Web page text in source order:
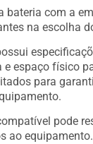
bateria com a
na escolha
e espaço físico
para
pode
ao equipamento.